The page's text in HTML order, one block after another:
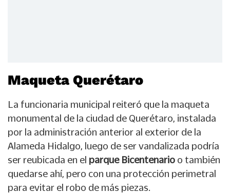
Maqueta Querétaro
La funcionaria municipal reiteró que la maqueta
monumental de la ciudad de Querétaro, instalada
por la administración anterior al exterior de la
Alameda Hidalgo, luego de ser vandalizada podría
ser reubicada en el parque Bicentenario o también
quedarse ahí, pero con una protección perimetral
para evitar el robo de más piezas.